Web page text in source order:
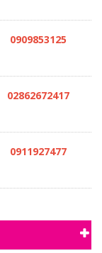
0909853125
02862672417
0911927477